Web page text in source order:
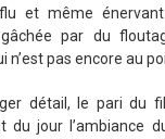
et même énervant
par du
n’est pas encore au
détail, le pari du
du jour l’ambiance